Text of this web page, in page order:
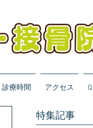
診療時間 アクセス
特集記事